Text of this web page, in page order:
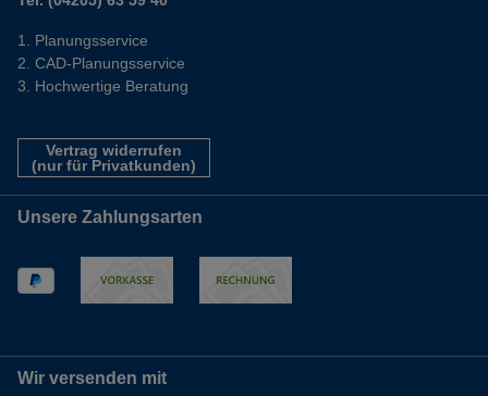
Planungsservice
CAD-Planungsservice
Hochwertige Beratung
Vertrag widerrufen
(nur für Privatkunden)
Unsere Zahlungsarten
Wir versenden mit